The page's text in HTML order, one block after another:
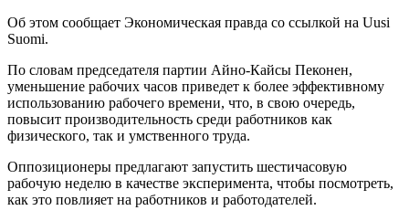
Об этом сообщает Экономическая правда со ссылкой на Uusi
Suomi.
По словам председателя партии Айно-Кайсы Пеконен,
уменьшение рабочих часов приведет к более эффективному
использованию рабочего времени, что, в свою очередь,
повысит производительность среди работников как
физического, так и умственного труда.
Оппозиционеры предлагают запустить шестичасовую
рабочую неделю в качестве эксперимента, чтобы посмотреть,
как это повлияет на работников и работодателей.